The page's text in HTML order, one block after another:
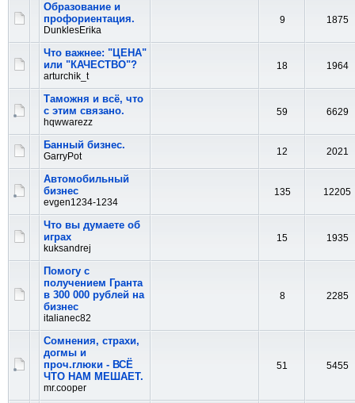
Образование и
профориентация.
DunklesErika
9 1875
Что важнее: "ЦЕНА"
или "КАЧЕСТВО"?
arturchik_t
18 1964
Таможня и всё, что
с этим связано.
hqwwarezz
59 6629
Банный бизнес.
GarryPot 12 2021
Автомобильный
бизнес
evgen1234-1234
135 12205
Что вы думаете об
играх
kuksandrej
15 1935
Помогу с
получением Гранта
в 300 000 рублей на
бизнес
italianec82
8 2285
Сомнения, страхи,
догмы и
проч.глюки - ВСЁ
ЧТО НАМ МЕШАЕТ.
mr.cooper
51 5455